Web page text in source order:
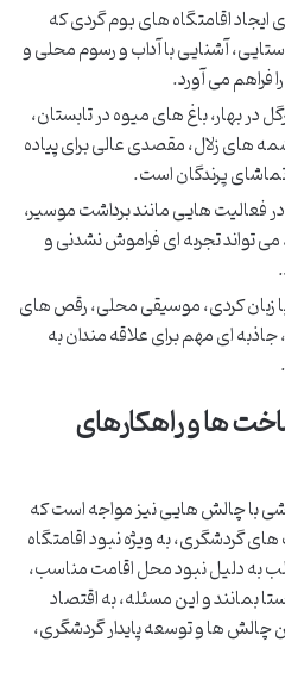
ایجاد اقامتگاه های بوم گردی که
آشنایی با آداب و رسوم محلی و
فراهم می آورد.
بهار، باغ های میوه در تابستان،
زلال، مقصدی عالی برای پیاده
پرندگان است.
فعالیت هایی مانند برداشت موسیر،
تواند تجربه ای فراموش نشدنی و
زبان کردی، موسیقی محلی، رقص های
ای مهم برای علاقه مندان به
ها و راهکارهای
با چالش هایی نیز مواجه است که
گردشگری، به ویژه نبود اقامتگاه
به دلیل نبود محل اقامت مناسب،
بمانند و این مسئله، به اقتصاد
چالش ها و توسعه پایدار گردشگری،